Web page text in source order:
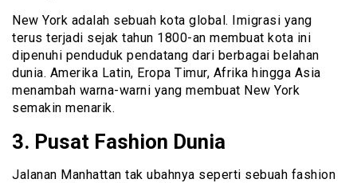
New York adalah sebuah kota global. Imigrasi yang
terus terjadi sejak tahun 1800-an membuat kota ini
dipenuhi penduduk pendatang dari berbagai belahan
dunia. Amerika Latin, Eropa Timur, Afrika hingga Asia
menambah warna-warni yang membuat New York
semakin menarik.
3. Pusat Fashion Dunia
Jalanan Manhattan tak ubahnya seperti sebuah fashion